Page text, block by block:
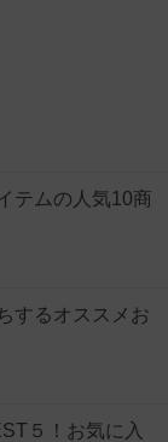
テムの人気10商
するオススメお
５！お気に入